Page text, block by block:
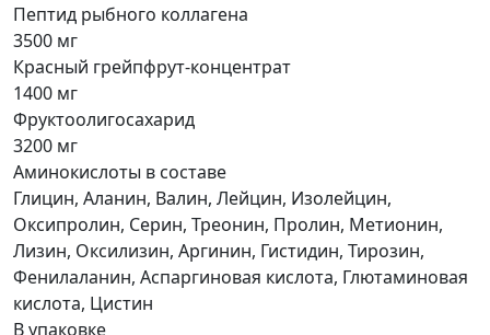
Пептид рыбного коллагена
3500 мг
Красный грейпфрут-концентрат
1400 мг
Фруктоолигосахарид
3200 мг
Аминокислоты в составе
Глицин, Аланин, Валин, Лейцин, Изолейцин,
Оксипролин, Серин, Треонин, Пролин, Метионин,
Лизин, Оксилизин, Аргинин, Гистидин, Тирозин,
Фенилаланин, Аспаргиновая кислота, Глютаминовая
кислота, Цистин
В упаковке